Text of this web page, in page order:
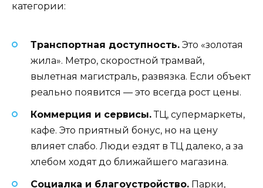
категории:
Транспортная доступность. Это «золотая
жила». Метро, скоростной трамвай,
вылетная магистраль, развязка. Если объект
реально появится — это всегда рост цены.
Коммерция и сервисы.ТЦ, супермаркеты,
кафе. Это приятный бонус, но на цену
влияет слабо. Люди ездят в ТЦ далеко, а за
хлебом ходят до ближайшего магазина.
Социалка и благоустройство. Парки,